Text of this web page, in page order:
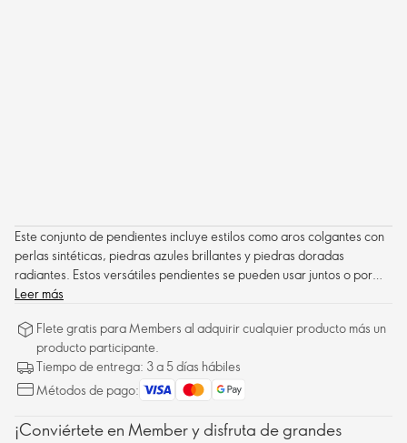
Este conjunto de pendientes incluye estilos como aros colgantes con
perlas sintéticas, piedras azules brillantes y piedras doradas
radiantes. Estos versátiles pendientes se pueden usar juntos o por
separado.
Leer más
Flete gratis para Members al adquirir cualquier producto más un
producto participante.
Tiempo de entrega: 3 a 5 días hábiles
Métodos de pago:
¡Conviértete en Member y disfruta de grandes